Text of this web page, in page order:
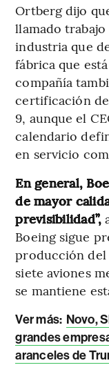
Ortberg dijo
llamado
industria que
fábrica que
compañía
certificación de
9, aunque el
calendario
en servicio
En general,
de mayor
previsibilidad”,
Boeing sigue
producción del
siete aviones
se mantiene
Ver más: Novo,
grandes
aranceles de